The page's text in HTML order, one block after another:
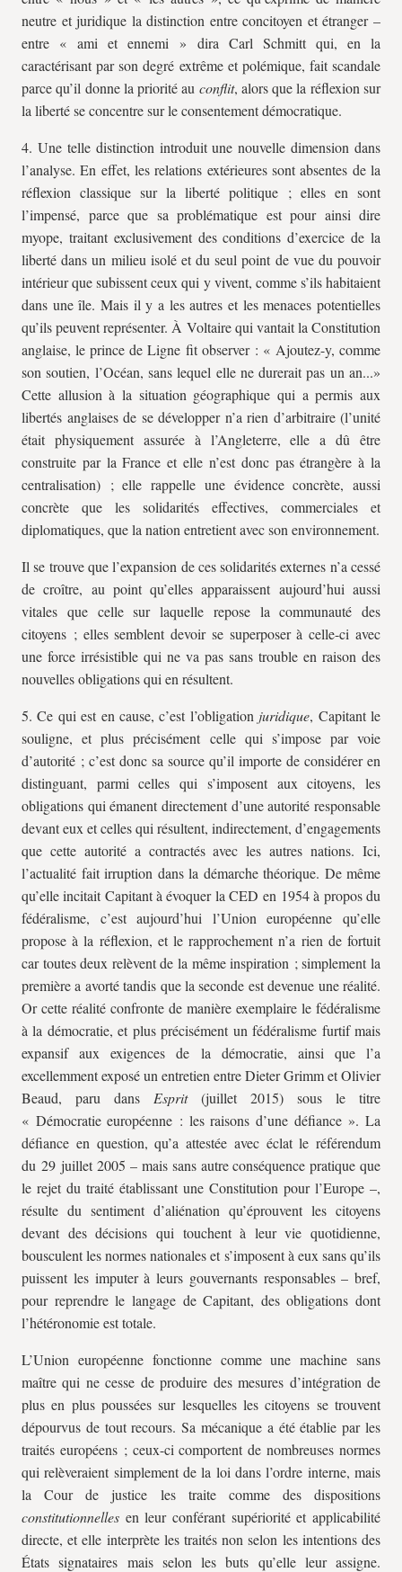
neutre et juridique la distinction entre concitoyen et étranger –
entre « ami et ennemi » dira Carl Schmitt qui, en la
caractérisant par son degré extrême et polémique, fait scandale
parce qu’il donne la priorité au conflit, alors que la réflexion sur
la liberté se concentre sur le consentement démocratique.
4. Une telle distinction introduit une nouvelle dimension dans
l’analyse. En effet, les relations extérieures sont absentes de la
réflexion classique sur la liberté politique ; elles en sont
l’impensé, parce que sa problématique est pour ainsi dire
myope, traitant exclusivement des conditions d’exercice de la
liberté dans un milieu isolé et du seul point de vue du pouvoir
intérieur que subissent ceux qui y vivent, comme s’ils habitaient
dans une île. Mais il y a les autres et les menaces potentielles
qu’ils peuvent représenter. À Voltaire qui vantait la Constitution
anglaise, le prince de Ligne fit observer : « Ajoutez-y, comme
son soutien, l’Océan, sans lequel elle ne durerait pas un an...»
Cette allusion à la situation géographique qui a permis aux
libertés anglaises de se développer n’a rien d’arbitraire (l’unité
était physiquement assurée à l’Angleterre, elle a dû être
construite par la France et elle n’est donc pas étrangère à la
centralisation) ; elle rappelle une évidence concrète, aussi
concrète que les solidarités effectives, commerciales et
diplomatiques, que la nation entretient avec son environnement.
Il se trouve que l’expansion de ces solidarités externes n’a cessé
de croître, au point qu’elles apparaissent aujourd’hui aussi
vitales que celle sur laquelle repose la communauté des
citoyens ; elles semblent devoir se superposer à celle-ci avec
une force irrésistible qui ne va pas sans trouble en raison des
nouvelles obligations qui en résultent.
5. Ce qui est en cause, c’est l’obligation juridique, Capitant le
souligne, et plus précisément celle qui s’impose par voie
d’autorité ; c’est donc sa source qu’il importe de considérer en
distinguant, parmi celles qui s’imposent aux citoyens, les
obligations qui émanent directement d’une autorité responsable
devant eux et celles qui résultent, indirectement, d’engagements
que cette autorité a contractés avec les autres nations. Ici,
l’actualité fait irruption dans la démarche théorique. De même
qu’elle incitait Capitant à évoquer la CED en 1954 à propos du
fédéralisme, c’est aujourd’hui l’Union européenne qu’elle
propose à la réflexion, et le rapprochement n’a rien de fortuit
car toutes deux relèvent de la même inspiration ; simplement la
première a avorté tandis que la seconde est devenue une réalité.
Or cette réalité confronte de manière exemplaire le fédéralisme
à la démocratie, et plus précisément un fédéralisme furtif mais
expansif aux exigences de la démocratie, ainsi que l’a
excellemment exposé un entretien entre Dieter Grimm et Olivier
Beaud, paru dans Esprit (juillet 2015) sous le titre
« Démocratie européenne : les raisons d’une défiance ». La
défiance en question, qu’a attestée avec éclat le référendum
du 29 juillet 2005 – mais sans autre conséquence pratique que
le rejet du traité établissant une Constitution pour l’Europe –,
résulte du sentiment d’aliénation qu’éprouvent les citoyens
devant des décisions qui touchent à leur vie quotidienne,
bousculent les normes nationales et s’imposent à eux sans qu’ils
puissent les imputer à leurs gouvernants responsables – bref,
pour reprendre le langage de Capitant, des obligations dont
l’hétéronomie est totale.
L’Union européenne fonctionne comme une machine sans
maître qui ne cesse de produire des mesures d’intégration de
plus en plus poussées sur lesquelles les citoyens se trouvent
dépourvus de tout recours. Sa mécanique a été établie par les
traités européens ; ceux-ci comportent de nombreuses normes
qui relèveraient simplement de la loi dans l’ordre interne, mais
la Cour de justice les traite comme des dispositions
constitutionnelles en leur conférant supériorité et applicabilité
directe, et elle interprète les traités non selon les intentions des
États signataires mais selon les buts qu’elle leur assigne.